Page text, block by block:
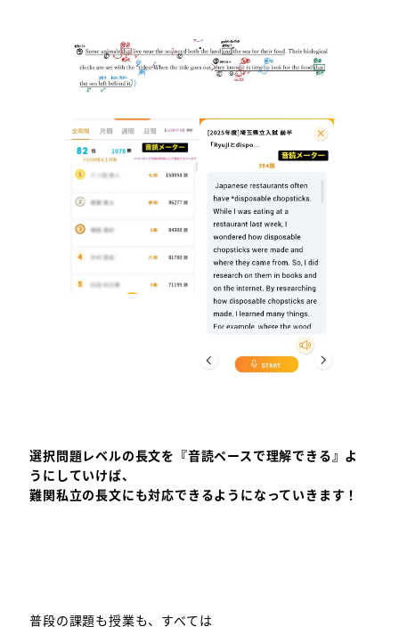
選択問題レベルの長文を『音読ペースで理解できる』よ
うにしていけば、
難関私立の長文にも対応できるようになっていきます！
普段の課題も授業も、すべては